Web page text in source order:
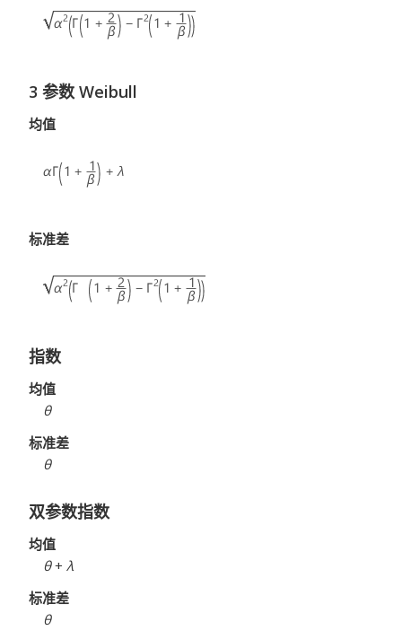
3 参数 Weibull
均值
标准差
指数
均值
θ
标准差
θ
双参数指数
均值
θ+ λ
标准差
θ